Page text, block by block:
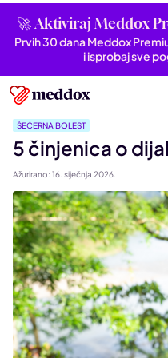
🚀 Aktiviraj Meddox
Prvih 30 dana Meddox
i isprobaj sve
ŠEĆERNA BOLEST
5 činjenica o
Ažurirano: 16. siječnja 2026.